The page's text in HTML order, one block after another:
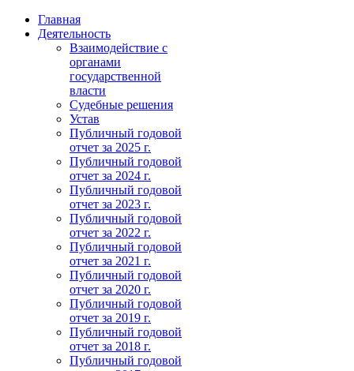
Главная
Деятельность
Взаимодействие с
органами
государственной
власти
Судебные решения
Устав
Публичный годовой
отчет за 2025 г.
Публичный годовой
отчет за 2024 г.
Публичный годовой
отчет за 2023 г.
Публичный годовой
отчет за 2022 г.
Публичный годовой
отчет за 2021 г.
Публичный годовой
отчет за 2020 г.
Публичный годовой
отчет за 2019 г.
Публичный годовой
отчет за 2018 г.
Публичный годовой